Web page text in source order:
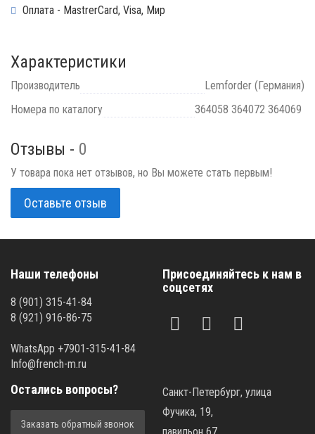
Оплата - MastrerCard, Visa, Мир
Характеристики
Производитель
Lemforder (Германия)
Номера по каталогу
364058 364072 364069
Отзывы - 0
У товара пока нет отзывов, но Вы можете стать первым!
Оставьте отзыв
Наши телефоны
8 (901) 315-41-84
8 (921) 916-86-75
WhatsApp +7901-315-41-84
Info@french-m.ru
Присоединяйтесь к нам в
соцсетях
Остались вопросы?
Заказать обратный звонок
Санкт-Петербург, улица
Фучика, 19,